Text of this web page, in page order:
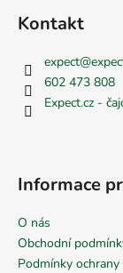
Kontakt
expect@
602 473 808
Expect.cz -
Informace
O nás
Obchodní
Podmínky